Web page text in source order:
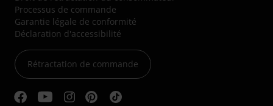
Processus de commande
Garantie légale de conformité
Déclaration d'accessibilité
Rétractation de commande